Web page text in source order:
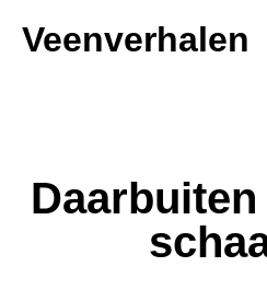
inhoud
Veenverhalen